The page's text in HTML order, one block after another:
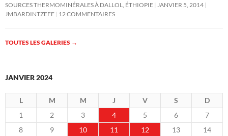
SOURCES THERMOMINÉRALES À DALLOL, ÉTHIOPIE
JANVIER 5, 2014
JMBARDINTZEFF 12 COMMENTAIRES
TOUTES LES GALERIES →
JANVIER 2024
L M M J V S
D
1
2 3 4 5 6
7
8
9 10 11 12 13
14